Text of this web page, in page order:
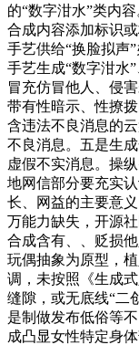
的“数字泔水”类内
合成内容添加标识
手艺供给“换脸拟声
手艺生成“数字泔水
冒充仿冒他人、侵
带有性暗示、性撩
含违法不良消息的
不良消息。五是生
虚假不实消息。操
地网信部分要充实
长、网益的主要意
万能力缺失，开源
合成含有、、贬损
玩偶抽象为原型，
调，未按照《生成
缝隙，或无底线“二
是制做发布低俗等
成凸显女性特定身